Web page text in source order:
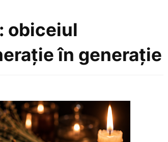
obiceiul
în generație